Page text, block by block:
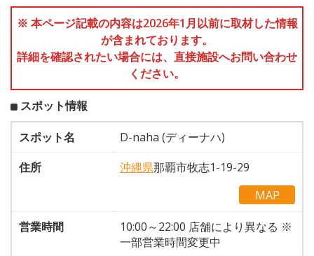
※ 本ページ記載の内容は2026年1月以前に取材した情報
が含まれております。
詳細を確認されたい場合には、直接施設へお問い合わせ
ください。
スポット情報
スポット名
D-naha (ディーナハ)
住所
沖縄県那覇市牧志1-19-29
MAP
営業時間
10:00～22:00 店舗により異なる ※
一部営業時間変更中